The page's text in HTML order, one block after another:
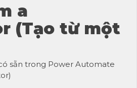
a
(Tạo từ một